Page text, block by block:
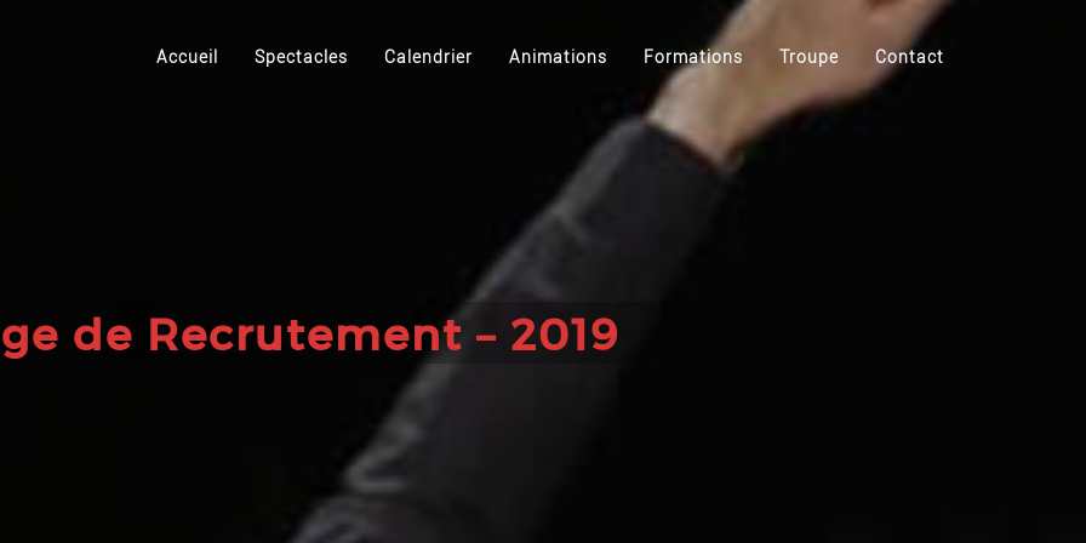
Accueil Spectacles Calendrier Animations Formations Troupe Contact
de Recrutement – 2019